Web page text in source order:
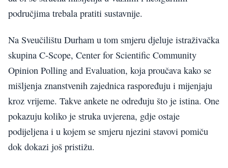
područjima trebala pratiti sustavnije.
Na Sveučilištu Durham u tom smjeru djeluje istraživačka
skupina C-Scope, Center for Scientific Community
Opinion Polling and Evaluation, koja proučava kako se
mišljenja znanstvenih zajednica raspoređuju i mijenjaju
kroz vrijeme. Takve ankete ne određuju što je istina. One
pokazuju koliko je struka uvjerena, gdje ostaje
podijeljena i u kojem se smjeru njezini stavovi pomiču
dok dokazi još pristižu.